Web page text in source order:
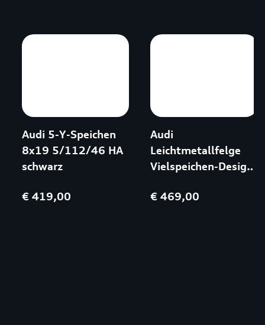
Audi 5-Y-Speichen
8x19 5/112/46 HA
schwarz
€ 419,00
Audi
Leichtmetallfelge
Vielspeichen-Design
Graphitgrau
€ 469,00